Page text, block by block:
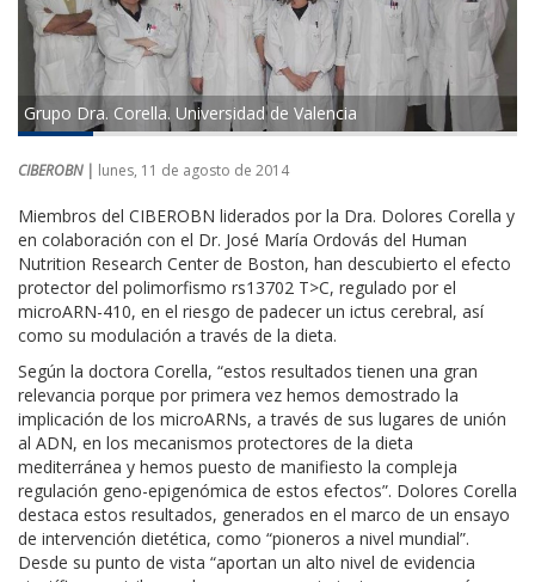
Grupo Dra. Corella. Universidad de Valencia
CIBEROBN | lunes, 11 de agosto de 2014
Miembros del CIBEROBN liderados por la Dra. Dolores Corella y
en colaboración con el Dr. José María Ordovás del Human
Nutrition Research Center de Boston, han descubierto el efecto
protector del polimorfismo rs13702 T>C, regulado por el
microARN-410, en el riesgo de padecer un ictus cerebral, así
como su modulación a través de la dieta.
Según la doctora Corella, “estos resultados tienen una gran
relevancia porque por primera vez hemos demostrado la
implicación de los microARNs, a través de sus lugares de unión
al ADN, en los mecanismos protectores de la dieta
mediterránea y hemos puesto de manifiesto la compleja
regulación geno-epigenómica de estos efectos”. Dolores Corella
destaca estos resultados, generados en el marco de un ensayo
de intervención dietética, como “pioneros a nivel mundial”.
Desde su punto de vista “aportan un alto nivel de evidencia